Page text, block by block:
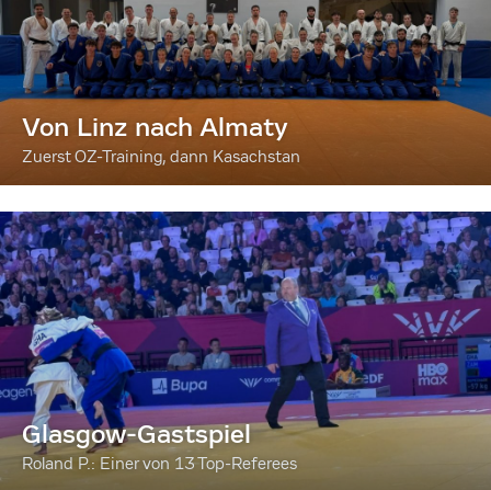
Von Linz nach Almaty
Zuerst OZ-Training, dann Kasachstan
Glasgow-Gastspiel
Roland P.: Einer von 13 Top-Referees